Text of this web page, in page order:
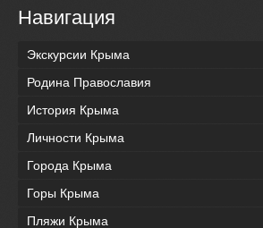
Навигация
Экскурсии Крыма
Родина Православия
История Крыма
Личности Крыма
Города Крыма
Горы Крыма
Пляжи Крыма